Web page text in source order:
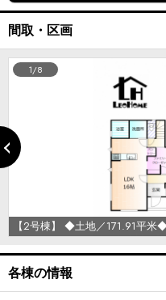
間取・区画
【2号棟】 ◆土地／171.91平
1/8
各棟の情報